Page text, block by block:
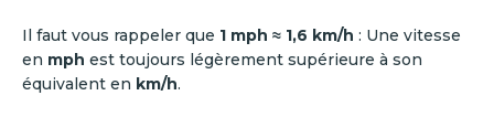
Il faut vous rappeler que 1 mph ≈ 1,6 km/h : Une vitesse
en mph est toujours légèrement supérieure à son
équivalent en km/h.